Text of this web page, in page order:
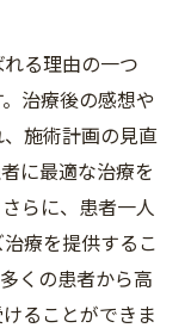
る理由の一つ
治療後の感想や
施術計画の見直
に最適な治療を
らに、患者一人
療を提供するこ
くの患者から高
ることができま